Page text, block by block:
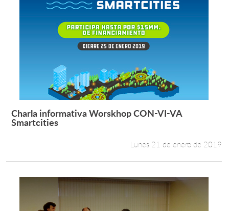
Leer más +
Charla informativa Worskhop CON-VI-VA
Smartcities
Lunes 21 de enero de 2019